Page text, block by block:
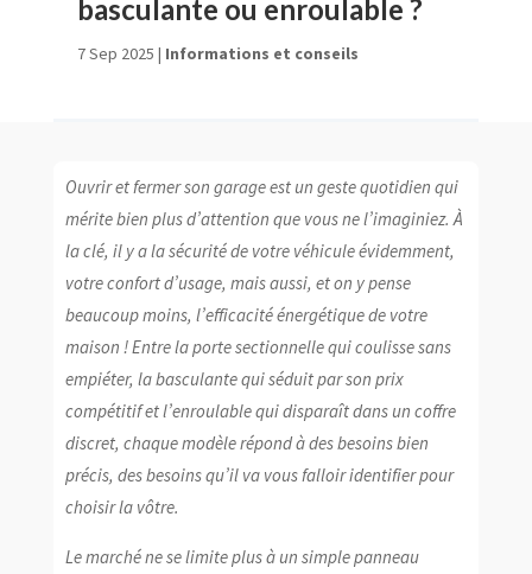
basculante ou enroulable ?
7 Sep 2025 | Informations et conseils
Ouvrir et fermer son garage est un geste quotidien qui
mérite bien plus d’attention que vous ne l’imaginiez. À
la clé, il y a la sécurité de votre véhicule évidemment,
votre confort d’usage, mais aussi, et on y pense
beaucoup moins, l’efficacité énergétique de votre
maison ! Entre la porte sectionnelle qui coulisse sans
empiéter, la basculante qui séduit par son prix
compétitif et l’enroulable qui disparaît dans un coffre
discret, chaque modèle répond à des besoins bien
précis, des besoins qu’il va vous falloir identifier pour
choisir la vôtre.
Le marché ne se limite plus à un simple panneau